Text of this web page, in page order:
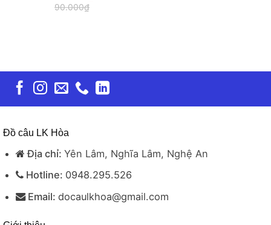
90.000₫
Đồ câu LK Hòa
Địa chỉ: Yên Lâm, Nghĩa Lâm, Nghệ An
Hotline: 0948.295.526
Email: docaulkhoa@gmail.com